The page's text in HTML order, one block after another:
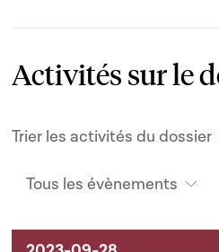
Activités sur le
Trier les activités du dossier
Tous les évènements
Activités sur le dossier